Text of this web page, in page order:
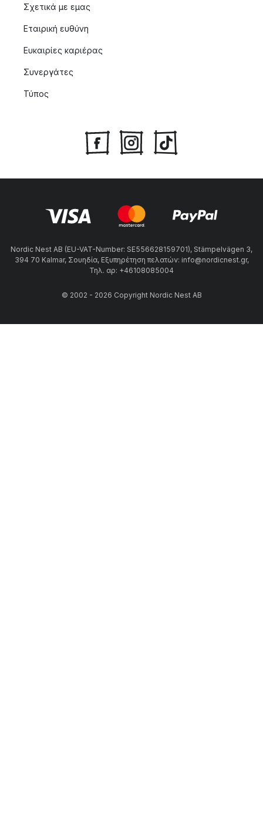
Σχετικά με εμας
Εταιρική ευθύνη
Ευκαιρίες καριέρας
Συνεργάτες
Τύπος
Nordic Nest AB (EU-VAT-Number: SE556628159701), Stämpelvägen 3,
394 70 Kalmar, Σουηδία, Εξυπηρέτηση πελατών: info@nordicnest.gr,
Τηλ. αρ: +46108085004
© 2002 - 2026 Copyright Nordic Nest AB